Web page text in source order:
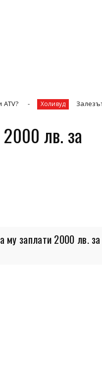
Залезът на
лв. за
заплати 2000 лв. за